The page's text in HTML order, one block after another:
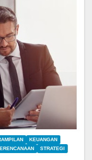
KEUANGAN
STRATEGI